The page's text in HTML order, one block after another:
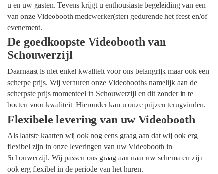
u en uw gasten. Tevens krijgt u enthousiaste begeleiding van een
van onze Videobooth medewerker(ster) gedurende het feest en/of
evenement.
De goedkoopste Videobooth van
Schouwerzijl
Daarnaast is niet enkel kwaliteit voor ons belangrijk maar ook een
scherpe prijs. Wij verhuren onze Videobooths namelijk aan de
scherpste prijs momenteel in Schouwerzijl en dit zonder in te
boeten voor kwaliteit. Hieronder kan u onze prijzen terugvinden.
Flexibele levering van uw Videobooth
Als laatste kaarten wij ook nog eens graag aan dat wij ook erg
flexibel zijn in onze leveringen van uw Videobooth in
Schouwerzijl. Wij passen ons graag aan naar uw schema en zijn
ook erg flexibel in de periode van het huren.